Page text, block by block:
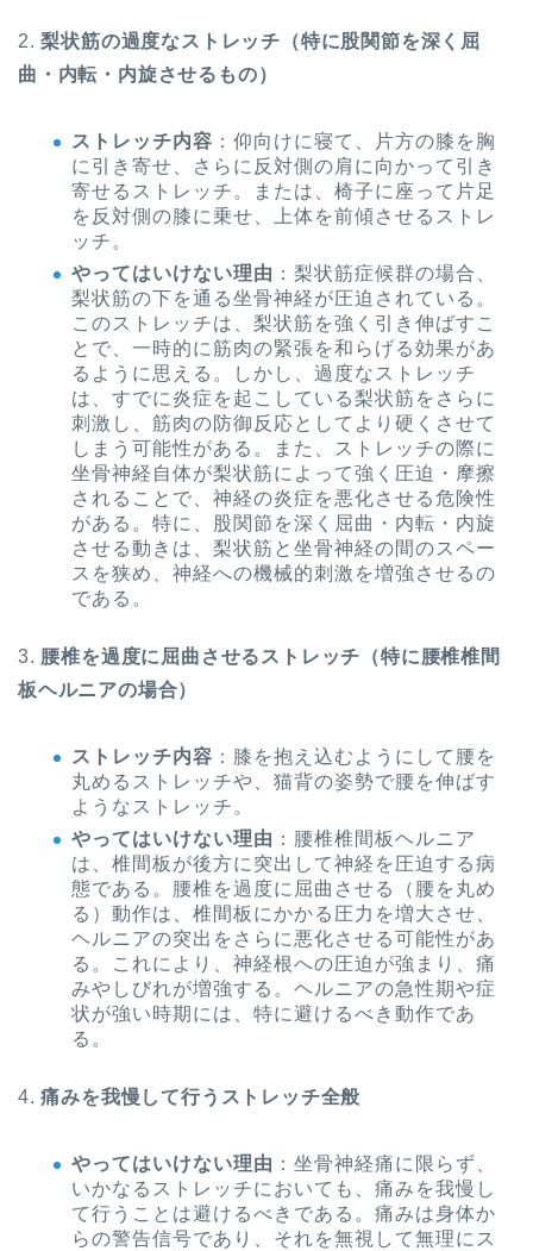
2.梨状筋の過度なストレッチ（特に股関節を深く屈
曲・内転・内旋させるもの）
ストレッチ内容 ：仰向けに寝て、片方の膝を胸
に引き寄せ、さらに反対側の肩に向かって引き
寄せるストレッチ。または、椅子に座って片足
を反対側の膝に乗せ、上体を前傾させるストレ
ッチ。
やってはいけない理由 ：梨状筋症候群の場合、
梨状筋の下を通る坐骨神経が圧迫されている。
このストレッチは、梨状筋を強く引き伸ばすこ
とで、一時的に筋肉の緊張を和らげる効果があ
るように思える。しかし、過度なストレッチ
は、すでに炎症を起こしている梨状筋をさらに
刺激し、筋肉の防御反応としてより硬くさせて
しまう可能性がある。また、ストレッチの際に
坐骨神経自体が梨状筋によって強く圧迫・摩擦
されることで、神経の炎症を悪化させる危険性
がある。特に、股関節を深く屈曲・内転・内旋
させる動きは、梨状筋と坐骨神経の間のスペー
スを狭め、神経への機械的刺激を増強させるの
である。
3. 腰椎を過度に屈曲させるストレッチ（特に腰椎椎間
板ヘルニアの場合）
ストレッチ内容 ：膝を抱え込むようにして腰を
丸めるストレッチや、猫背の姿勢で腰を伸ばす
ようなストレッチ。
やってはいけない理由 ：腰椎椎間板ヘルニア
は、椎間板が後方に突出して神経を圧迫する病
態である。腰椎を過度に屈曲させる（腰を丸め
る）動作は、椎間板にかかる圧力を増大させ、
ヘルニアの突出をさらに悪化させる可能性があ
る。これにより、神経根への圧迫が強まり、痛
みやしびれが増強する。ヘルニアの急性期や症
状が強い時期には、特に避けるべき動作であ
る。
4.痛みを我慢して行うストレッチ全般
やってはいけない理由 ：坐骨神経痛に限らず、
いかなるストレッチにおいても、痛みを我慢し
て行うことは避けるべきである。痛みは身体か
らの警告信号であり、それを無視して無理にス